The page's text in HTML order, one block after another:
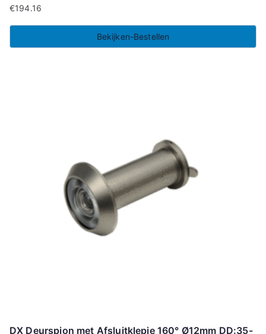
€194.16
Bekijken-Bestellen
DX Deurspion met Afsluitklepje 160° Ø12mm DD:35-